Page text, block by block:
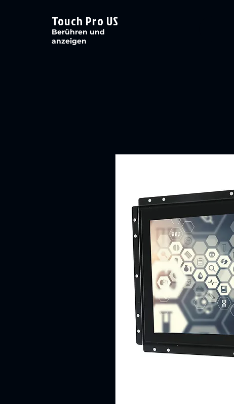
Touch Pro US
Berühren und
anzeigen